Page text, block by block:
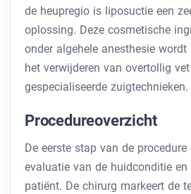
de heupregio is liposuctie een
oplossing. Deze cosmetische
onder algehele anesthesie
het verwijderen van overtollig
gespecialiseerde zuigtechnieken.
Procedureoverzicht
De eerste stap van de procedure
evaluatie van de huidconditie
patiënt. De chirurg markeert de